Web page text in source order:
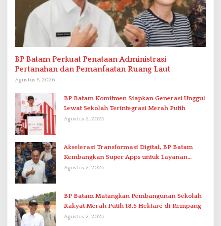
BP Batam Perkuat Penataan Administrasi
Pertanahan dan Pemanfaatan Ruang Laut
Agustus 5, 2026
BP Batam Komitmen Siapkan Generasi Unggul
Lewat Sekolah Terintegrasi Merah Putih
Agustus 2, 2026
Akselerasi Transformasi Digital, BP Batam
Kembangkan Super Apps untuk Layanan
Terpadu
Agustus 2, 2026
BP Batam Matangkan Pembangunan Sekolah
Rakyat Merah Putih 18,5 Hektare di Rempang
Agustus 2, 2026